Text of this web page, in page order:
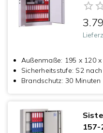
Außenmaße: 195 x 120
Sicherheitsstufe: S2
Brandschutz:30
157-